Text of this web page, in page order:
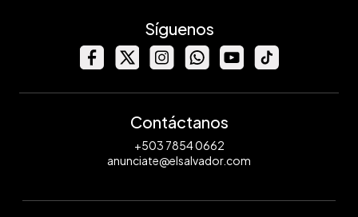
Síguenos
Contáctanos
+503 7854 0662
anunciate@elsalvador.com